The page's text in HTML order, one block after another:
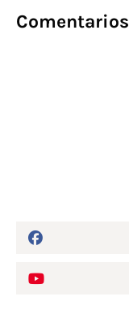
Comentarios